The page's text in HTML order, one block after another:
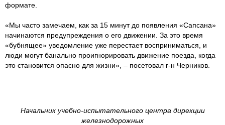
формате.
«Мы часто замечаем, как за 15 минут до появления «Сапсана»
начинаются предупреждения о его движении. За это время
«бубнящее» уведомление уже перестает восприниматься, и
люди могут банально проигнорировать движение поезда, когда
это становится опасно для жизни», – посетовал г-н Черников.
Начальник учебно-испытательного центра дирекции
железнодорожных